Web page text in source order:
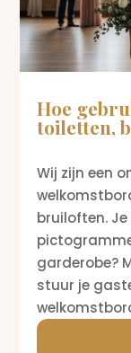
Hoe
toiletten,
Wij zijn een
bruiloften.
garderobe?
stuur je